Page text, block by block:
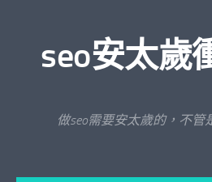
seo安太歲
做seo需要安太歲的，不